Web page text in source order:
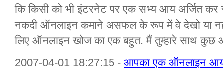
कि किसी को भी इंटरनेट पर एक सभ्य आय अर्जित कर
नकदी ऑनलाइन कमाने असफल के रूप में वे देखो या
लिए ऑनलाइन खोज का एक बहुत. मैं तुम्हारे साथ कुछ
2007-04-01 18:27:15 - आपका एक ऑनलाइन आय